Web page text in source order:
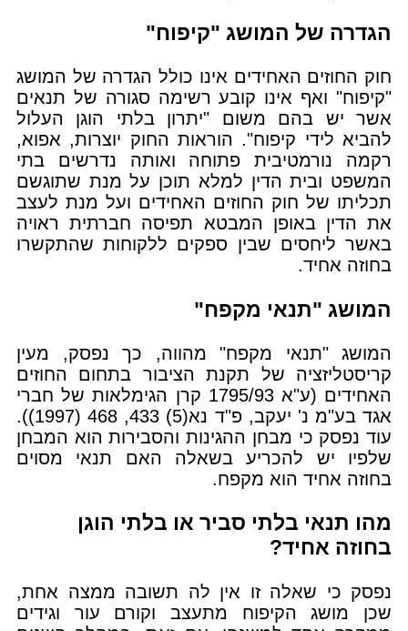
הגדרה של המושג "קיפוח"
חוק החוזים האחידים אינו כולל הגדרה של המושג
"קיפוח" ואף אינו קובע רשימה סגורה של תנאים
אשר יש בהם משום "יתרון בלתי הוגן העלול
להביא לידי קיפוח". הוראות החוק יוצרות, אפוא,
רקמה נורמטיבית פתוחה ואותה נדרשים בתי
המשפט ובית הדין למלא תוכן על מנת שתוגשם
תכליתו של חוק החוזים האחידים ועל מנת לעצב
את הדין באופן המבטא תפיסה חברתית ראויה
באשר ליחסים שבין ספקים ללקוחות שהתקשרו
בחוזה אחיד.
המושג "תנאי מקפח"
המושג "תנאי מקפח" מהווה, כך נפסק, מעין
קריסטליזציה של תקנת הציבור בתחום החוזים
האחידים (ע"א 1795/93 קרן הגימלאות של חברי
אגד בע"מ נ' יעקב‏, פ"ד נא(5) 433, 468 (1997)).
עוד נפסק כי מבחן ההגינות והסבירות הוא המבחן
שלפיו יש להכריע בשאלה האם תנאי מסוים
בחוזה אחיד הוא מקפח.
מהו תנאי בלתי סביר או בלתי הוגן
בחוזה אחיד?
נפסק כי שאלה זו אין לה תשובה ממצה אחת,
שכן מושג הקיפוח מתעצב וקורם עור וגידים